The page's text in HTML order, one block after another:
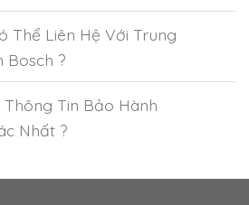
Thể Liên Hệ Với Trung
Bosch ?
Thông Tin Bảo Hành
Nhất ?